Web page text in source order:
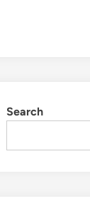
Search